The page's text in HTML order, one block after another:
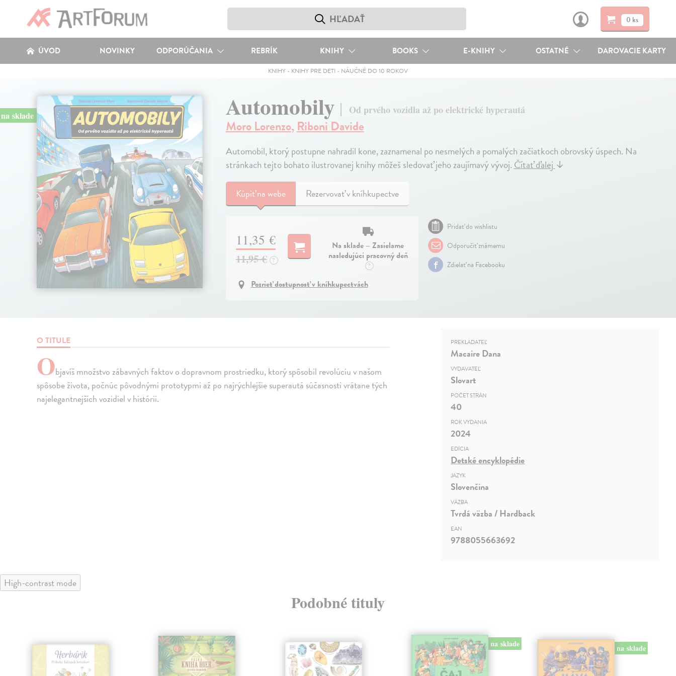
0 ks
ÚVOD NOVINKY ODPORÚČANIA REBRÍK KNIHY BOOKS E-KNIHY OSTATNÉ DAROVACIE KARTY
KNIHY- KNIHY PRE DETI - NÁUČNÉ DO 10 ROKOV
na sklade Automobily Od prvého vozidla až po elektrické hyperautá
Moro Lorenzo,Riboni Davide
Automobil, ktorý postupne nahradil kone, zaznamenal po nesmelých a pomalých začiatkoch obrovský úspech. Na
stránkach tejto bohato ilustrovanej knihy môžeš sledovať jeho zaujímavý vývoj.Čítať ďalej↓
Kúpiťna webe Rezervovať v kníhkupectve
11,35 €
11,95 € ?
Na sklade – Zasielame
nasledujúci pracovný deň
?
Pozrieť dostupnosť v kníhkupectvách
Pridať do wishlistu
Odporučiť známemu
Zdielať na Facebooku
O TITULE
Objavíš množstvo zábavných faktov o dopravnom prostriedku, ktorý spôsobil revolúciu v našom
spôsobe života, počnúc pôvodnými prototypmi až po najrýchlejšie superautá súčasnosti vrátane tých
najelegantnejších vozidiel v histórii.
PREKLADATEĽ
Macaire Dana
VYDAVATEĽ
Slovart
POČET STRÁN
40
ROK VYDANIA
2024
EDÍCIA
Detské encyklopédie
JAZYK
Slovenčina
VÄZBA
Tvrdá väzba / Hardback
EAN
9788055663692
High-contrast mode
Podobné tituly
na sklade na sklade